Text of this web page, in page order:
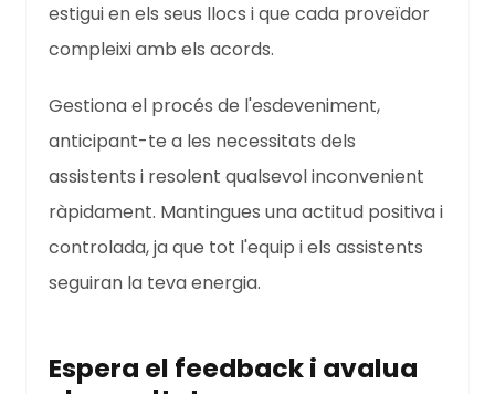
estigui en els seus llocs i que cada proveïdor
compleixi amb els acords.
Gestiona el procés de l'esdeveniment,
anticipant-te a les necessitats dels
assistents i resolent qualsevol inconvenient
ràpidament. Mantingues una actitud positiva i
controlada, ja que tot l'equip i els assistents
seguiran la teva energia.
Espera el feedback i avalua